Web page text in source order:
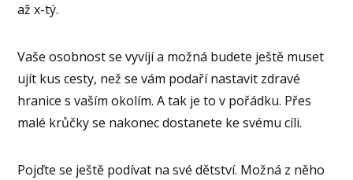
až x-tý.
Vaše osobnost se vyvíjí a možná budete ještě muset
ujít kus cesty, než se vám podaří nastavit zdravé
hranice s vaším okolím. A tak je to v pořádku. Přes
malé krůčky se nakonec dostanete ke svému cíli.
Pojďte se ještě podívat na své dětství. Možná z něho